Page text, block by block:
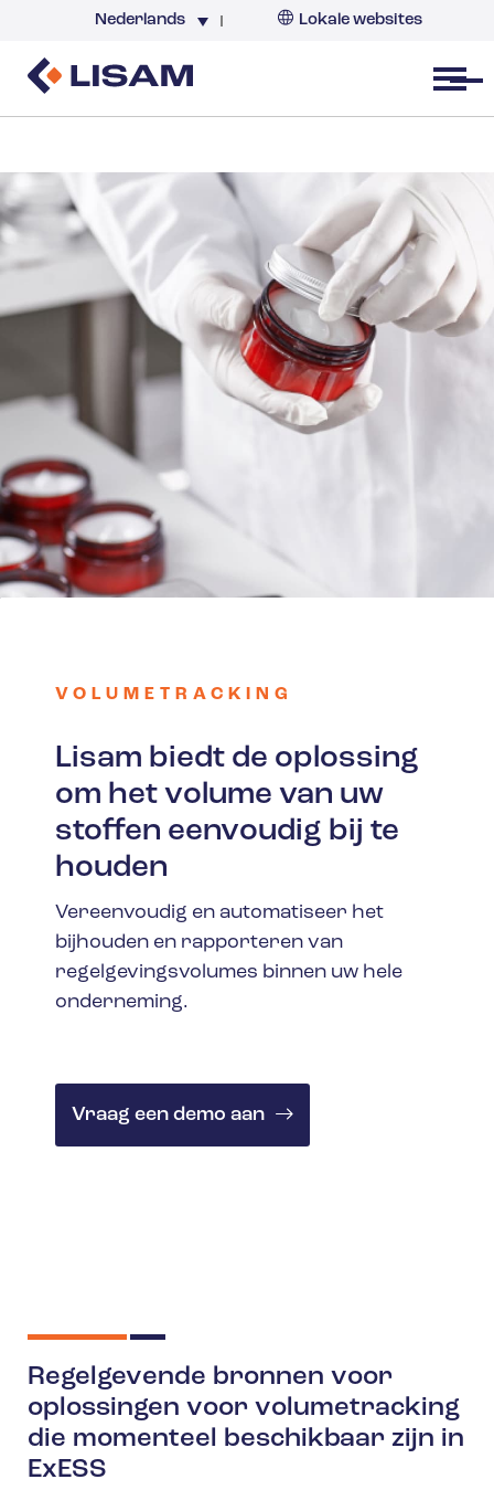
Nederlands Lokale websites
Open menu
VOLUMETRACKING
Lisam biedt de oplossing
om het volume van uw
stoffen eenvoudig bij te
houden
Vereenvoudig en automatiseer het
bijhouden en rapporteren van
regelgevingsvolumes binnen uw hele
onderneming.
Vraag een demo aan
Regelgevende bronnen voor
oplossingen voor volumetracking
die momenteel beschikbaar zijn in
ExESS